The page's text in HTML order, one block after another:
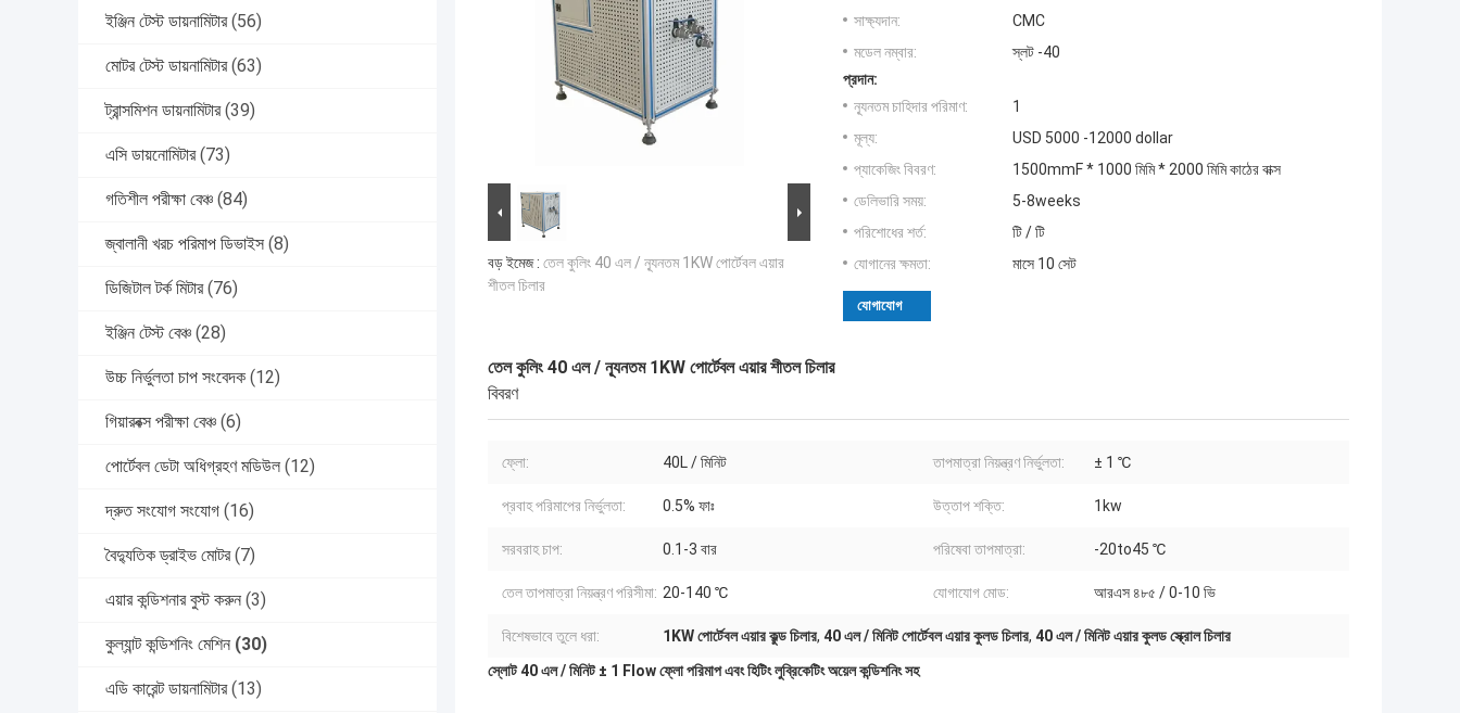
ইঞ্জিন টেস্ট ডায়নামিটার (56)
মোটর টেস্ট ডায়নামিটার (63)
ট্রান্সমিশন ডায়নামিটার (39)
এসি ডায়নোমিটার (73)
গতিশীল পরীক্ষা বেঞ্চ (84)
জ্বালানী খরচ পরিমাপ ডিভাইস (8)
ডিজিটাল টর্ক মিটার (76)
ইঞ্জিন টেস্ট বেঞ্চ (28)
উচ্চ নির্ভুলতা চাপ সংবেদক (12)
গিয়ারবক্স পরীক্ষা বেঞ্চ (6)
পোর্টেবল ডেটা অধিগ্রহণ মডিউল (12)
দ্রুত সংযোগ সংযোগ (16)
বৈদ্যুতিক ড্রাইভ মোটর (7)
এয়ার কন্ডিশনার বুস্ট করুন (3)
কুল্যান্ট কন্ডিশনিং মেশিন (30)
এডি কারেন্ট ডায়নামিটার (13)
বড় ইমেজ : তেল কুলিং 40 এল / ন্যূনতম 1KW পোর্টেবল এয়ার
শীতল চিলার
সাক্ষ্যদান:
CMC
মডেল নম্বার:
স্লট -40
প্রদান:
ন্যূনতম চাহিদার পরিমাণ:
1
মূল্য:
USD 5000 -12000 dollar
প্যাকেজিং বিবরণ:
1500mmF * 1000 মিমি * 2000 মিমি কাঠের বাক্স
ডেলিভারি সময়:
5-8weeks
পরিশোধের শর্ত:
টি / টি
যোগানের ক্ষমতা:
মাসে 10 সেট
যোগাযোগ
তেল কুলিং 40 এল / ন্যূনতম 1KW পোর্টেবল এয়ার শীতল চিলার
বিবরণ
ফ্লো: 40L / মিনিট তাপমাত্রা নিয়ন্ত্রণ নির্ভুলতা: ± 1 ℃
প্রবাহ পরিমাপের নির্ভুলতা: 0.5% ফাঃ উত্তাপ শক্তি: 1kw
সরবরাহ চাপ: 0.1-3 বার পরিষেবা তাপমাত্রা: -20to45 ℃
তেল তাপমাত্রা নিয়ন্ত্রণ পরিসীমা: 20-140 ℃ যোগাযোগ মোড: আরএস ৪৮৫ / 0-10 ভি
বিশেষভাবে তুলে ধরা: 1KW পোর্টেবল এয়ার কুল্ড চিলার, 40 এল / মিনিট পোর্টেবল এয়ার কুলড চিলার, 40 এল / মিনিট এয়ার কুলড স্ক্রোল চিলার
স্লোট 40 এল / মিনিট ± 1 Flow ফ্লো পরিমাপ এবং হিটিং লুব্রিকেটিং অয়েল কন্ডিশনিং সহ